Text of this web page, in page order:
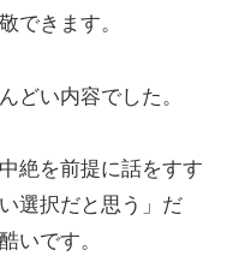
できます。
どい内容でした。
絶を前提に話をすす
選択だと思う」だ
いです。